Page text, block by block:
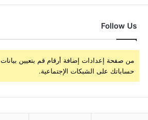
Follow Us
من صفحة إعدادات إضافة أرقام قم بتعيين بيانات
حساباتك على الشبكات الإجتماعية.